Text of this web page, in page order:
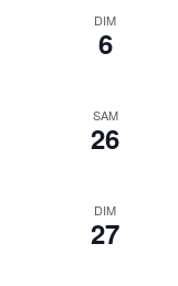
DIM
6
SAM
26
DIM
27